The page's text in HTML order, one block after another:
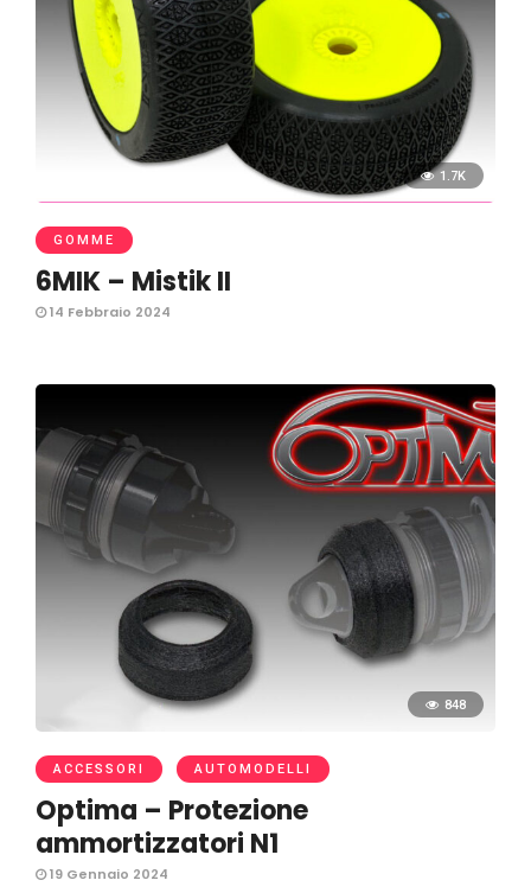
1.7K
GOMME
6MIK – Mistik II
14 Febbraio 2024
848
ACCESSORI AUTOMODELLI
Optima – Protezione
ammortizzatori N1
19 Gennaio 2024